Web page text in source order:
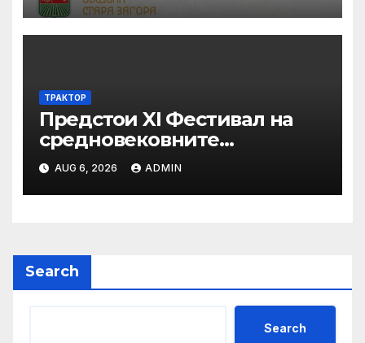
ТРАКТОР
Предстои XI Фестивал на
средновековните
традиции, бит и култура
„Калето
AUG 6, 2026 ADMIN
Search
Search